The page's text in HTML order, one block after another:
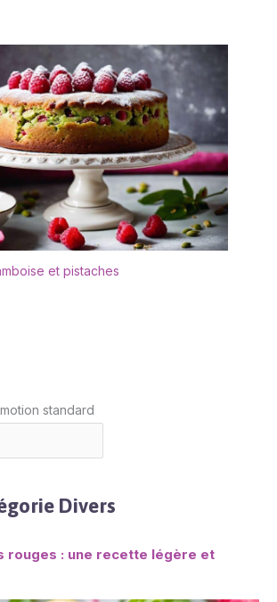
un merveilleux cadeau
pour les amis et la
famille. Avec leur design
simple et élégant et leur
polyvalence, ils sont le
cadeau idéal pour les
pendaisons de
crémaillère, les mariages
ou tout autre événement
spécial.
et pistaches
Divers
rouges : une recette légère et